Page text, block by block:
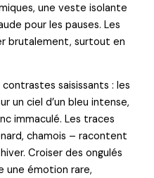
une veste isolante
pour les pauses. Les
brutalement, surtout en
saisissants : les
un ciel d’un bleu intense,
immaculé. Les traces
chamois – racontent
Croiser des ongulés
une émotion rare,